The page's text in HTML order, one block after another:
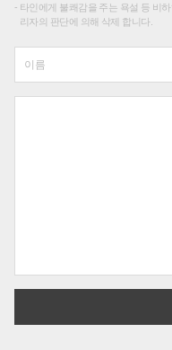
타인에게 불쾌감을 주는 욕설 등 비
리자의 판단에 의해 삭제 합니다.